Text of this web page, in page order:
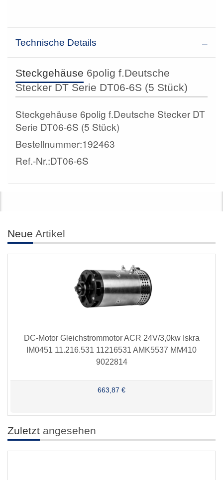
Technische Details
Steckgehäuse 6polig f.Deutsche
Stecker DT Serie DT06-6S (5 Stück)
Steckgehäuse 6polig f.Deutsche Stecker DT
Serie DT06-6S (5 Stück)
Bestellnummer:192463
Ref.-Nr.:DT06-6S
Neue Artikel
DC-Motor Gleichstrommotor ACR 24V/3,0kw Iskra
IM0451 11.216.531 11216531 AMK5537 MM410
9022814
663,87 €
Zuletzt angesehen